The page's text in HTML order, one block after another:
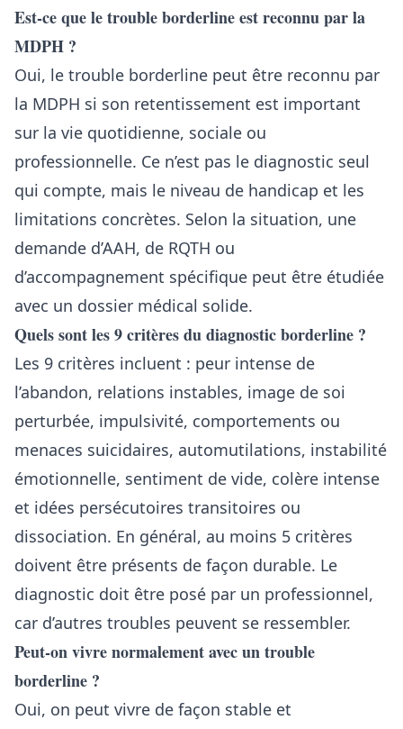
Est-ce que le trouble borderline est reconnu par la
MDPH ?
Oui, le trouble borderline peut être reconnu par
la MDPH si son retentissement est important
sur la vie quotidienne, sociale ou
professionnelle. Ce n’est pas le diagnostic seul
qui compte, mais le niveau de handicap et les
limitations concrètes. Selon la situation, une
demande d’AAH, de RQTH ou
d’accompagnement spécifique peut être étudiée
avec un dossier médical solide.
Quels sont les 9 critères du diagnostic borderline ?
Les 9 critères incluent : peur intense de
l’abandon, relations instables, image de soi
perturbée, impulsivité, comportements ou
menaces suicidaires, automutilations, instabilité
émotionnelle, sentiment de vide, colère intense
et idées persécutoires transitoires ou
dissociation. En général, au moins 5 critères
doivent être présents de façon durable. Le
diagnostic doit être posé par un professionnel,
car d’autres troubles peuvent se ressembler.
Peut-on vivre normalement avec un trouble
borderline ?
Oui, on peut vivre de façon stable et